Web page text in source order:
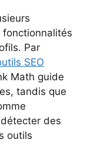
Par
SEO
Math guide
tandis que
des
outils